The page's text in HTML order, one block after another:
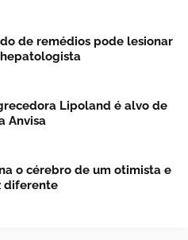
de remédios pode lesionar
Lipoland é alvo de
Anvisa
o cérebro de um otimista e
diferente